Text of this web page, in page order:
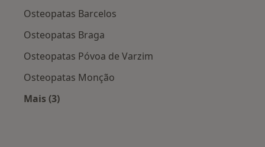
Osteopatas Barcelos
Osteopatas Braga
Osteopatas Póvoa de Varzim
Osteopatas Monção
Mais (3)